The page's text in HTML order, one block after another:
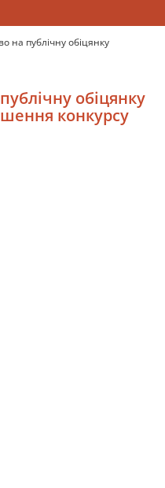
на публічну обіцянку
обіцянку
конкурсу